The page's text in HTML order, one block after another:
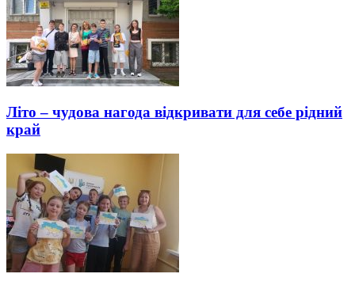
Літо – чудова нагода відкривати для себе рідний
край